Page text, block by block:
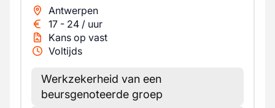
Antwerpen
17 - 24 / uur
Kans op vast
Voltijds
Werkzekerheid van een
beursgenoteerde groep